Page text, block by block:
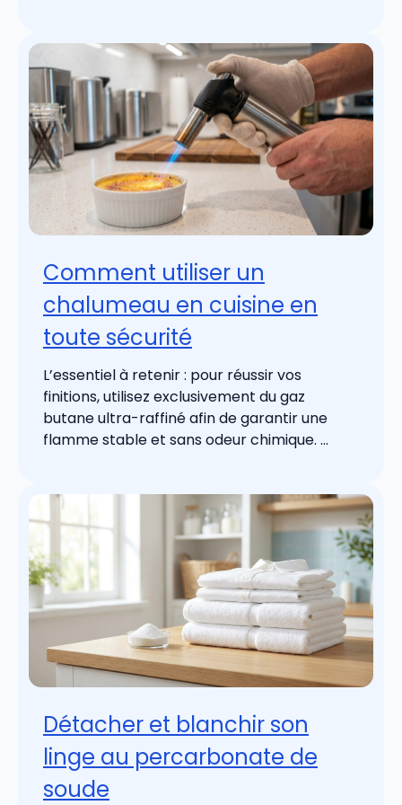
Comment utiliser un
chalumeau en cuisine en
toute sécurité
L’essentiel à retenir : pour réussir vos
finitions, utilisez exclusivement du gaz
butane ultra-raffiné afin de garantir une
flamme stable et sans odeur chimique. ...
Détacher et blanchir son
linge au percarbonate de
soude